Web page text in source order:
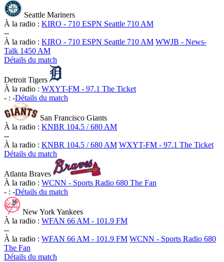
Seattle Mariners
À la radio : KIRO - 710 ESPN Seattle 710 AM
--
À la radio : KIRO - 710 ESPN Seattle 710 AM WWJB - News-
Talk 1450 AM
Détails du match
Detroit Tigers
À la radio : WXYT-FM - 97.1 The Ticket
- : -Détails du match
San Francisco Giants
À la radio : KNBR 104.5 / 680 AM
--
À la radio : KNBR 104.5 / 680 AM WXYT-FM - 97.1 The Ticket
Détails du match
Atlanta Braves
À la radio : WCNN - Sports Radio 680 The Fan
- : -Détails du match
New York Yankees
À la radio : WFAN 66 AM - 101.9 FM
--
À la radio : WFAN 66 AM - 101.9 FM WCNN - Sports Radio 680
The Fan
Détails du match